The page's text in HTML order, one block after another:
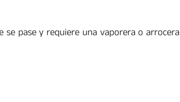
pase y requiere una vaporera o arrocera